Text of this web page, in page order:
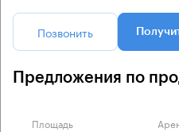
Позвонить
Предложения по
Площадь